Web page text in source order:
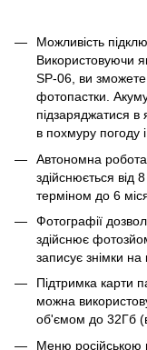
Можливість
Використовуючи
SP-06, ви зможете
фотопастки.
підзаряджатися в
в похмуру погоду і
Автономна
здійснюється від
терміном до 6
Фотографії
здійснює
записує знімки на
Підтримка карти
можна
об'ємом до 32Гб
Меню